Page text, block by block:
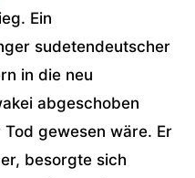
Ein
sudetendeutscher
in die neu
abgeschoben
gewesen wäre. Er
besorgte sich